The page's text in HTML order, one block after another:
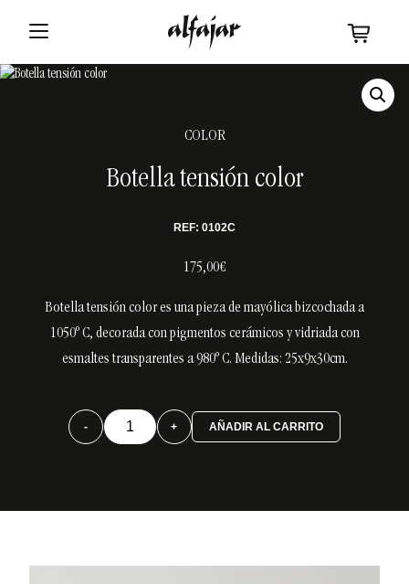
COLOR
Botella tensión color
REF: 0102C
175,00€
Botella tensión color es una pieza de mayólica bizcochada a
1050º C, decorada con pigmentos cerámicos y vidriada con
esmaltes transparentes a 980º C. Medidas: 25x9x30cm.
-
Botella
tensión
+ AÑADIR AL CARRITO